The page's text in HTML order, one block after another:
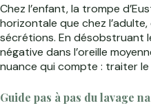
Chez l’enfant, la trompe
horizontale que chez
sécrétions. En désobstruant
négative dans l’oreille
nuance qui compte : traiter le
Guide pas à pas du lavage